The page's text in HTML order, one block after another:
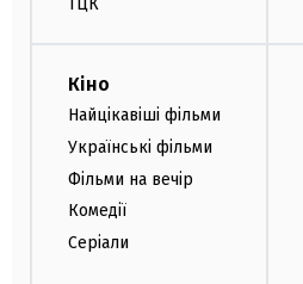
ТЦК
Кіно
Найцікавіші фільми
Українські фільми
Фільми на вечір
Комедії
Серіали